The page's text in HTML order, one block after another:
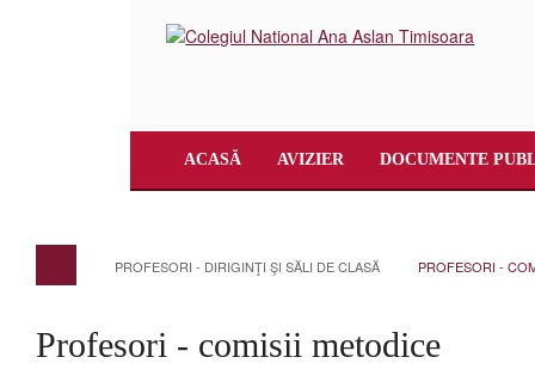
ACASĂ AVIZIER DOCUMENTE
PROFESORI - DIRIGINŢI ŞI SĂLI DE CLASĂ PROFESORI -
Profesori - comisii metodice